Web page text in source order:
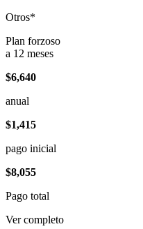
Otros*
Plan forzoso
a 12 meses
$6,640
anual
$1,415
pago inicial
$8,055
Pago total
Ver completo